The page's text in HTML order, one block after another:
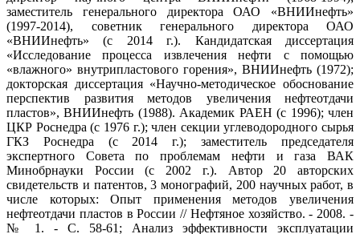
заместитель генерального директора ОАО «ВНИИнефть»
(1997-2014), советник генерального директора ОАО
«ВНИИнефть» (с 2014 г.). Кандидатская диссертация
«Исследование процесса извлечения нефти с помощью
«влажного» внутрипластового горения», ВНИИнефть (1972);
докторская диссертация «Научно-методическое обоснование
перспектив развития методов увеличения нефтеотдачи
пластов», ВНИИнефть (1988). Академик РАЕН (с 1996); член
ЦКР Роснедра (с 1976 г.); член секции углеводородного сырья
ГКЗ Роснедра (с 2014 г.); заместитель председателя
экспертного Совета по проблемам нефти и газа ВАК
Минобрнауки России (с 2002 г.). Автор 20 авторских
свидетельств и патентов, 3 монографий, 200 научных работ, в
числе которых: Опыт применения методов увеличения
нефтеотдачи пластов в России // Нефтяное хозяйство. - 2008. -
№ 1. - С. 58-61; Анализ эффективности эксплуатации